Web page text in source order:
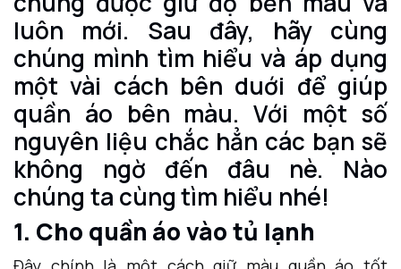
luôn mới. Sau đây, hãy cùng
chúng mình tìm hiểu và áp dụng
một vài cách bên duới để giúp
quần áo bên màu. Với một số
nguyên liệu chắc hẳn các bạn sẽ
không ngờ đến đâu nè. Nào
chúng ta cùng tìm hiểu nhé!
1. Cho quần áo vào tủ lạnh